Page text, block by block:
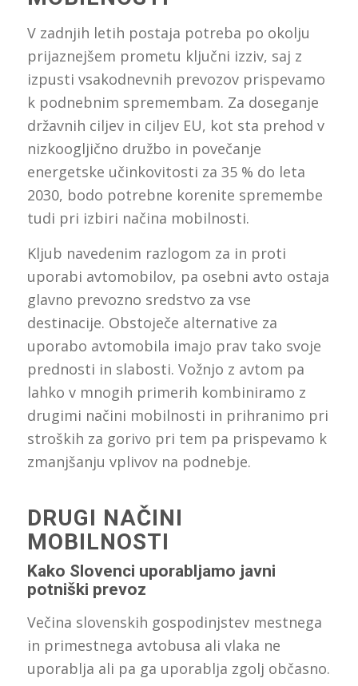
V zadnjih letih postaja potreba po okolju
prijaznejšem prometu ključni izziv, saj z
izpusti vsakodnevnih prevozov prispevamo
k podnebnim spremembam. Za doseganje
državnih ciljev in ciljev EU, kot sta prehod v
nizkoogljično družbo in povečanje
energetske učinkovitosti za 35 % do leta
2030, bodo potrebne korenite spremembe
tudi pri izbiri načina mobilnosti.
Kljub navedenim razlogom za in proti
uporabi avtomobilov, pa osebni avto ostaja
glavno prevozno sredstvo za vse
destinacije. Obstoječe alternative za
uporabo avtomobila imajo prav tako svoje
prednosti in slabosti. Vožnjo z avtom pa
lahko v mnogih primerih kombiniramo z
drugimi načini mobilnosti in prihranimo pri
stroških za gorivo pri tem pa prispevamo k
zmanjšanju vplivov na podnebje.
DRUGI NAČINI
MOBILNOSTI
Kako Slovenci uporabljamo javni
potniški prevoz
Večina slovenskih gospodinjstev mestnega
in primestnega avtobusa ali vlaka ne
uporablja ali pa ga uporablja zgolj občasno.